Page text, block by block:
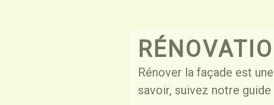
Rénover la façade est
savoir, suivez notre guide